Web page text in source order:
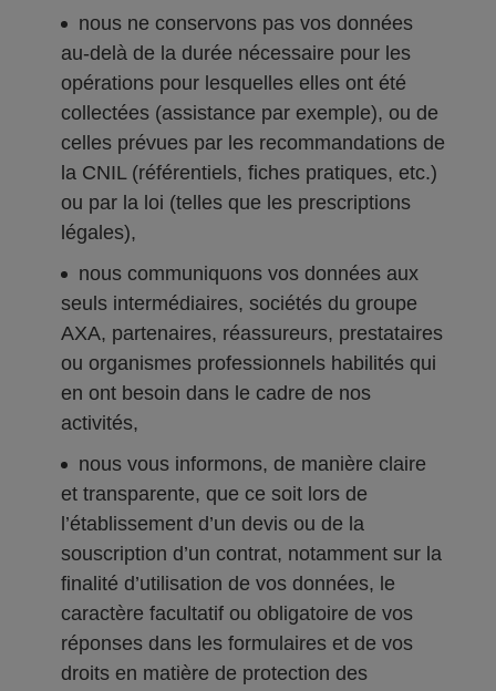
nous ne conservons pas vos données
au-delà de la durée nécessaire pour les
opérations pour lesquelles elles ont été
collectées (assistance par exemple), ou de
celles prévues par les recommandations de
la CNIL (référentiels, fiches pratiques, etc.)
ou par la loi (telles que les prescriptions
légales),
nous communiquons vos données aux
seuls intermédiaires, sociétés du groupe
AXA, partenaires, réassureurs, prestataires
ou organismes professionnels habilités qui
en ont besoin dans le cadre de nos
activités,
nous vous informons, de manière claire
et transparente, que ce soit lors de
l’établissement d’un devis ou de la
souscription d’un contrat, notamment sur la
finalité d’utilisation de vos données, le
caractère facultatif ou obligatoire de vos
réponses dans les formulaires et de vos
droits en matière de protection des